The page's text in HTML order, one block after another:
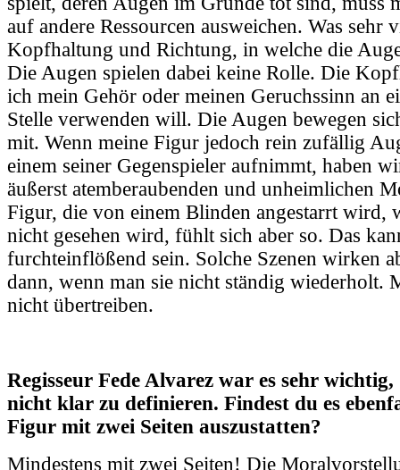
auf andere Ressourcen ausweichen. Was sehr
Kopfhaltung und Richtung, in welche die
Die Augen spielen dabei keine Rolle. Die
ich mein Gehör oder meinen Geruchssinn an
Stelle verwenden will. Die Augen bewegen
mit. Wenn meine Figur jedoch rein zufällig
einem seiner Gegenspieler aufnimmt, haben
äußerst atemberaubenden und unheimlichen
Figur, die von einem Blinden angestarrt wird,
nicht gesehen wird, fühlt sich aber so. Das
furchteinflößend sein. Solche Szenen wirken
dann, wenn man sie nicht ständig wiederholt.
nicht übertreiben.
Regisseur Fede Alvarez war es sehr
nicht klar zu definieren. Findest du es
Figur mit zwei Seiten auszustatten?
Mindestens mit zwei Seiten! Die